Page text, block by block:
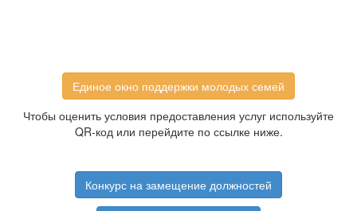
Единое окно поддержки молодых семей
Чтобы оценить условия предоставления услуг используйте
QR-код или перейдите по ссылке ниже.
Конкурс на замещение должностей